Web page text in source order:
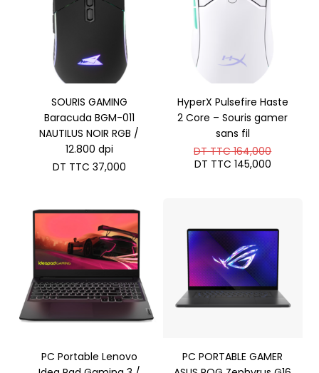
SOURIS GAMING
Baracuda BGM-011
NAUTILUS NOIR RGB /
12.800 dpi
DT TTC 37,000
HyperX Pulsefire Haste
2 Core – Souris gamer
sans fil
DT TTC164,000Le
DT TTC 145,000Le
PC Portable Lenovo
PC PORTABLE GAMER